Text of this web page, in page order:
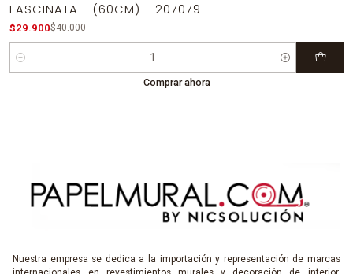
FASCINATA - (60CM) - 207079
$29.900$40.000
Cantidad
Comprar ahora
Nuestra empresa se dedica a la importación y representación de marcas